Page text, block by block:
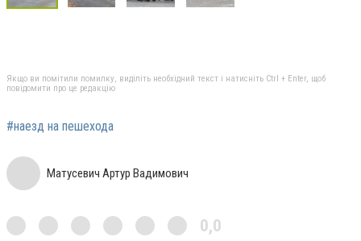
Якщо ви помітили помилку, виділіть необхідний текст і натисніть Ctrl + Enter, щоб
повідомити про це редакцію
#наезд на пешехода
Матусевич Артур Вадимович
0,0